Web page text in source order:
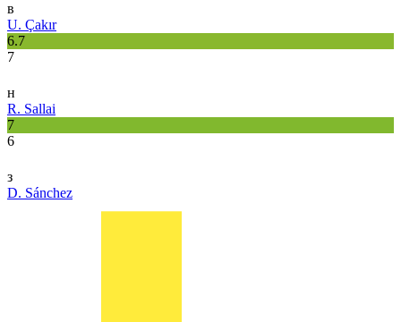
в
U. Çakır
6.7
7
н
R. Sallai
7
6
з
D. Sánchez